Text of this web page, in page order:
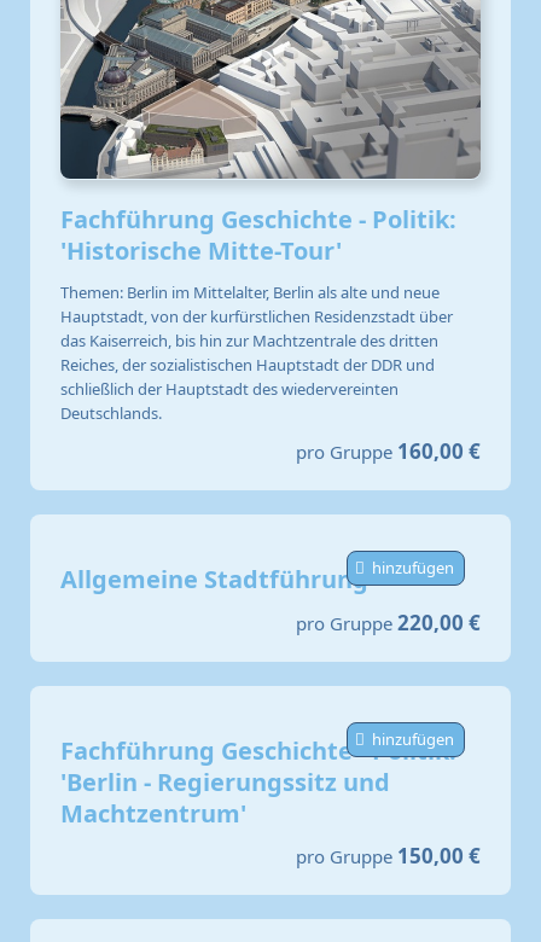
Fachführung Geschichte - Politik:
'Historische Mitte-Tour'
Themen: Berlin im Mittelalter, Berlin als alte und neue
Hauptstadt, von der kurfürstlichen Residenzstadt über
das Kaiserreich, bis hin zur Machtzentrale des dritten
Reiches, der sozialistischen Hauptstadt der DDR und
schließlich der Hauptstadt des wiedervereinten
Deutschlands.
pro Gruppe 160,00 €
hinzufügen
Allgemeine Stadtführung
pro Gruppe 220,00 €
hinzufügen
Fachführung Geschichte - Politik:
'Berlin - Regierungssitz und
Machtzentrum'
pro Gruppe 150,00 €